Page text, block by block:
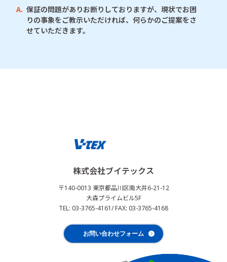
A. 保証の問題がありお断りしておりますが、現状でお困
りの事象をご教示いただければ、何らかのご提案をさ
せていただきます。
株式会社ブイテックス
〒140-0013 東京都品川区南大井6-21-12
大森プライムビル5F
TEL: 03-3765-4161/ FAX: 03-3765-4168
お問い合わせフォーム